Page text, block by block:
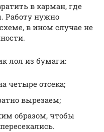
в карман, где
Работу нужно
в ином случае не
лол из бумаги:
четыре отсека;
вырезаем;
образом, чтобы